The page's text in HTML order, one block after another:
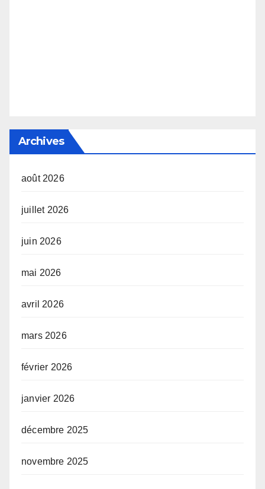
Archives
août 2026
juillet 2026
juin 2026
mai 2026
avril 2026
mars 2026
février 2026
janvier 2026
décembre 2025
novembre 2025